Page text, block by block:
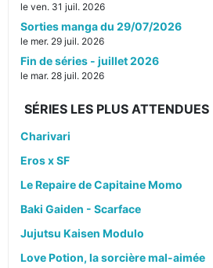
le ven. 31 juil. 2026
Sorties manga du 29/07/2026
le mer. 29 juil. 2026
Fin de séries - juillet 2026
le mar. 28 juil. 2026
SÉRIES LES PLUS ATTENDUES
Charivari
Eros x SF
Le Repaire de Capitaine Momo
Baki Gaiden - Scarface
Jujutsu Kaisen Modulo
Love Potion, la sorcière mal-aimée